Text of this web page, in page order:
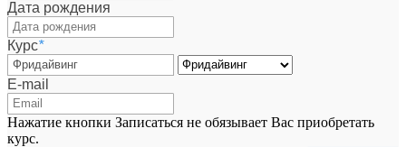
Дата рождения
Курс*
E-mail
Нажатие кнопки Записаться не обязывает Вас приобретать
курс.